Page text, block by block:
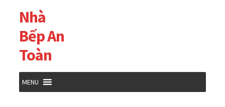
Đi
đến
Điều
hướng
Chuyển
đến
nội
dung
Nhà
Bếp An
Toàn
MENU